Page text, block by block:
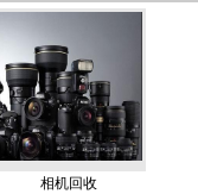
相机回收